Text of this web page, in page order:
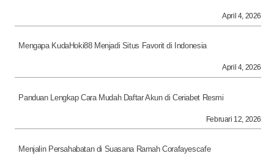
April 4, 2026
Mengapa KudaHoki88 Menjadi Situs Favorit di Indonesia
April 4, 2026
Panduan Lengkap Cara Mudah Daftar Akun di Ceriabet Resmi
Februari 12, 2026
Menjalin Persahabatan di Suasana Ramah Corafayescafe